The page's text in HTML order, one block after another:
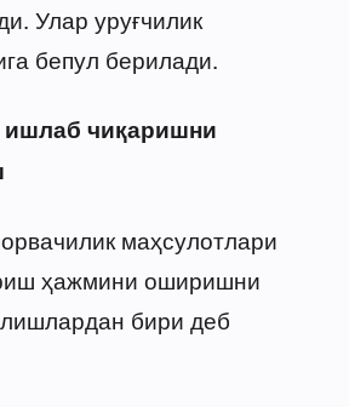
Улар уруғчилик
бепул берилади.
ишлаб чиқаришни
маҳсулотлари
ҳажмини оширишни
бири деб